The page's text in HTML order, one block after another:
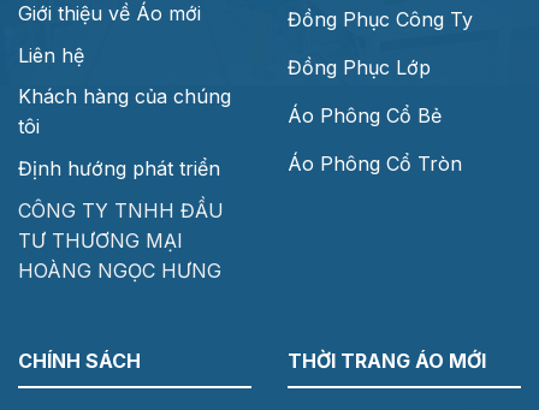
Giới thiệu về Áo mới
Liên hệ
Khách hàng của chúng
tôi
Định hướng phát triển
CÔNG TY TNHH ĐẦU
TƯ THƯƠNG MẠI
HOÀNG NGỌC HƯNG
Đồng Phục Công Ty
Đồng Phục Lớp
Áo Phông Cổ Bẻ
Áo Phông Cổ Tròn
CHÍNH SÁCH THỜI TRANG ÁO MỚI